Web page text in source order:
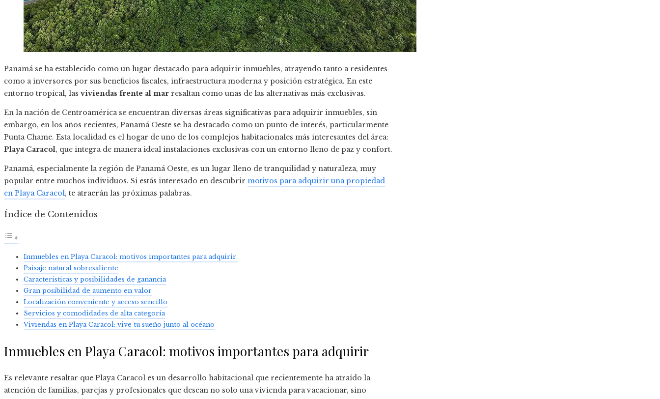
Panamá se ha establecido como un lugar destacado para adquirir inmuebles, atrayendo tanto a residentes
como a inversores por sus beneficios fiscales, infraestructura moderna y posición estratégica. En este
entorno tropical, las viviendas frente al mar resaltan como unas de las alternativas más exclusivas.
En la nación de Centroamérica se encuentran diversas áreas significativas para adquirir inmuebles, sin
embargo, en los años recientes, Panamá Oeste se ha destacado como un punto de interés, particularmente
Punta Chame. Esta localidad es el hogar de uno de los complejos habitacionales más interesantes del área:
Playa Caracol, que integra de manera ideal instalaciones exclusivas con un entorno lleno de paz y confort.
Panamá, especialmente la región de Panamá Oeste, es un lugar lleno de tranquilidad y naturaleza, muy
popular entre muchos individuos. Si estás interesado en descubrir motivos para adquirir una propiedad
en Playa Caracol, te atraerán las próximas palabras.
Índice de Contenidos
Inmuebles en Playa Caracol: motivos importantes para adquirir
Paisaje natural sobresaliente
Características y posibilidades de ganancia
Gran posibilidad de aumento en valor
Localización conveniente y acceso sencillo
Servicios y comodidades de alta categoría
Viviendas en Playa Caracol: vive tu sueño junto al océano
Inmuebles en Playa Caracol: motivos importantes para adquirir
Es relevante resaltar que Playa Caracol es un desarrollo habitacional que recientemente ha atraído la
atención de familias, parejas y profesionales que desean no solo una vivienda para vacacionar, sino